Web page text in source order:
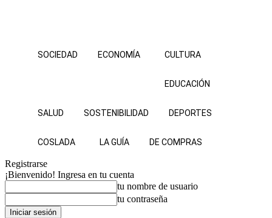
SOCIEDAD ECONOMÍA CULTURA
EDUCACIÓN
SALUD SOSTENIBILIDAD DEPORTES
COSLADA LA GUÍA DE COMPRAS
Registrarse
¡Bienvenido! Ingresa en tu cuenta
tu nombre de usuario
tu contraseña